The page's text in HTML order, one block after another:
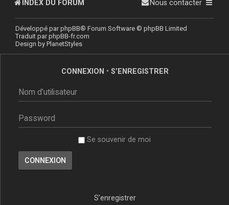
INDEX DU FORUM Nous contacter
Développé parphpBB® Forum Software © phpBB Limited
Traduit parphpBB-fr.com
Design by PlanetStyles
CONNEXION • S’ENREGISTRER
Se souvenir de moi
S’enregistrer